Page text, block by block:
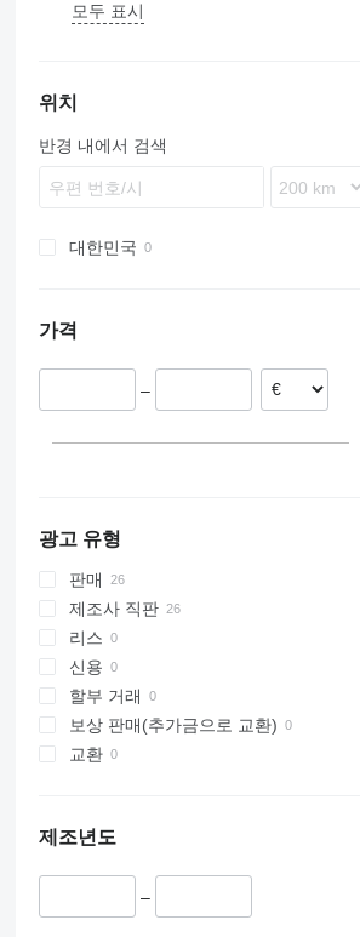
TX
모두 표시
위치
반경 내에서 검색
대한민국
가격
–
광고 유형
판매
제조사 직판
리스
신용
할부 거래
보상 판매(추가금으로 교환)
교환
제조년도
–